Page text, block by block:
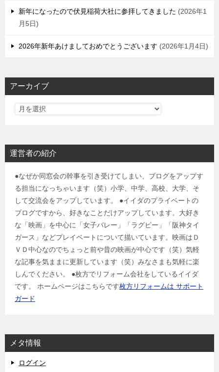
新年になったので伏見稲荷大社に参拝してきました
2026年1
月5日
2026年新年あけましておめでとうございます 2026年1月4日
アーカイブ
運営者の紹介
●なぜか同窓会の幹事を引き受けてしまい、ブログをアップす
る担当になっちゃいます（笑）小学、中学、高校、大学、そ
して交流会をアップしています。 ●イイダのプライベートの
ブログですから、好きなことだけアップしています。大好き
な「映画」を中心に「女子バレー」「ラグビー」「阪神タイ
ガース」などプレイベートについて描いています。映画はＤ
ＶＤ中心なのでちょっと前や昔の映画が中心です（笑）気軽
な記事を気ままに更新しています（笑）みなさまも気軽に楽
しんでください。 ●枚方でリフォーム会社をしているイイダ
です。 ホームページはこちらです枚方リフォームは サポート
ガード
メタ情報
ログイン